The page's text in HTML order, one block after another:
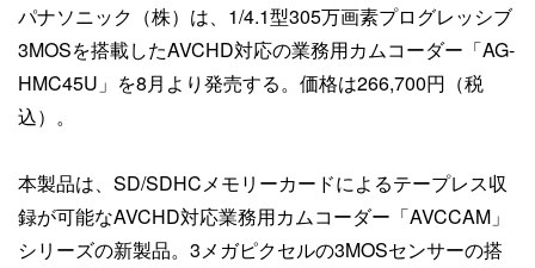
パナソニック（株）は、1/4.1型305万画素プログレッシブ
3MOSを搭載したAVCHD対応の業務用カムコーダー「AG-
HMC45U」を8月より発売する。価格は266,700円（税
込）。
本製品は、SD/SDHCメモリーカードによるテープレス収
録が可能なAVCHD対応業務用カムコーダー「AVCCAM」
シリーズの新製品。3メガピクセルの3MOSセンサーの搭